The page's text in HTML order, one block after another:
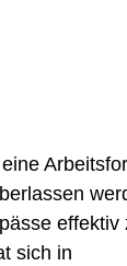
effektiv
sich in